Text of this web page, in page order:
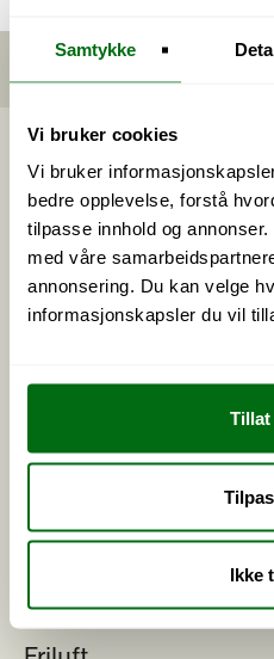
Samtykke
Vi bruker cookies
Vi bruker
bedre opplevelse, forstå
tilpasse innhold og
med våre
annonsering. Du kan velge
informasjonskapsler du vil
Tillat
Ikke
Følg oss på Instagram
Norsk
Få 10% på ditt første
Meld deg på vårt